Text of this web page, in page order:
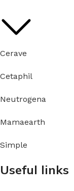
Cerave
Cetaphil
Neutrogena
Mamaearth
Simple
Useful links